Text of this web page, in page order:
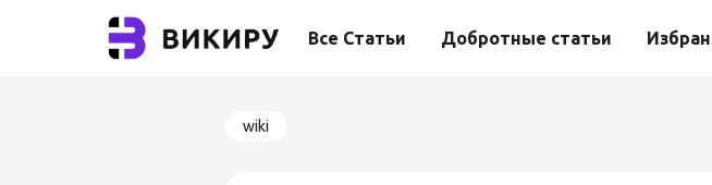
Все Статьи Добротные статьи
wiki